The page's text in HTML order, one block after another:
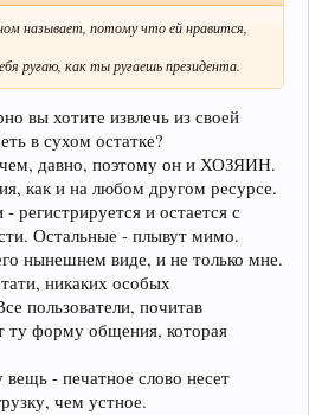
называет, потому что ей нравится,
ругаю, как ты ругаешь президента.
вы хотите извлечь из своей
в сухом остатке?
давно, поэтому он и ХОЗЯИН.
как и на любом другом ресурсе.
регистрируется и остается с
Остальные - плывут мимо.
нынешнем виде, и не только мне.
никаких особых
пользователи, почитав
форму общения, которая
- печатное слово несет
чем устное.